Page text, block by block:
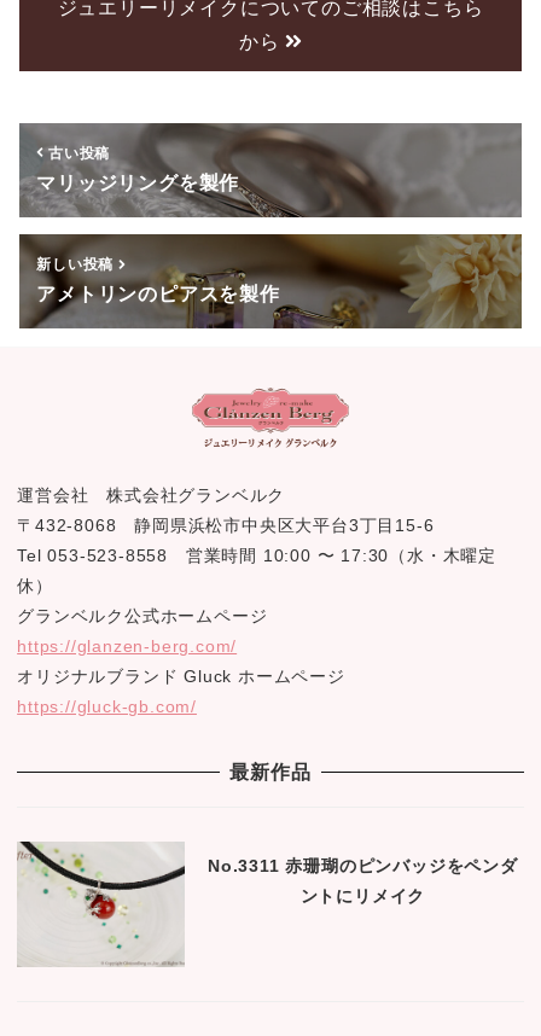
e
o
er
ジュエリーリメイクについてのご相談はこちら
から
古い投稿
マリッジリングを製作
新しい投稿
アメトリンのピアスを製作
運営会社 株式会社グランベルク
〒432-8068 静岡県浜松市中央区大平台3丁目15-6
Tel 053-523-8558 営業時間 10:00 〜 17:30（水・木曜定
休）
グランベルク公式ホームページ
https://glanzen-berg.com/
オリジナルブランド Gluck ホームページ
https://gluck-gb.com/
最新作品
No.3311 赤珊瑚のピンバッジをペンダ
ントにリメイク